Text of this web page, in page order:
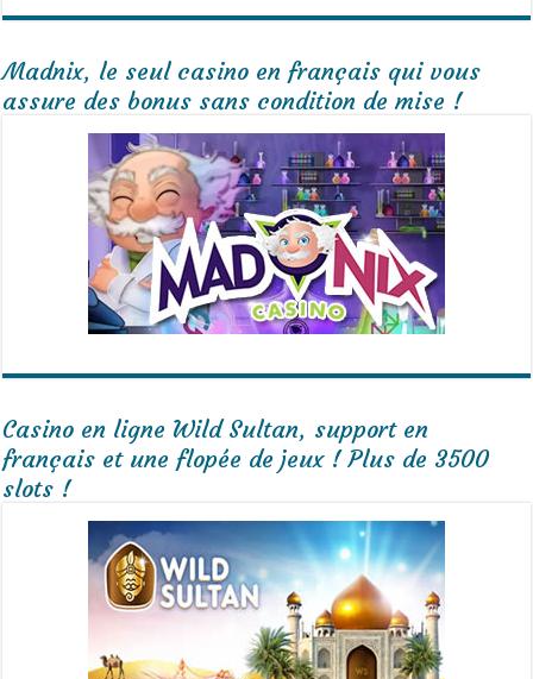
Madnix, le seul casino en français qui vous
assure des bonus sans condition de mise !
Casino en ligne Wild Sultan, support en
français et une flopée de jeux ! Plus de 3500
slots !